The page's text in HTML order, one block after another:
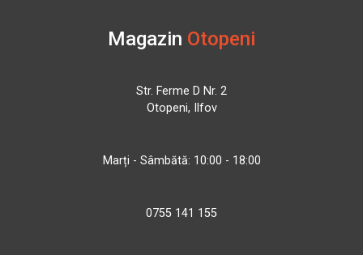
Magazin Otopeni
Str. Ferme D Nr. 2
Otopeni, Ilfov
Marți - Sâmbătă: 10:00 - 18:00
0755 141 155